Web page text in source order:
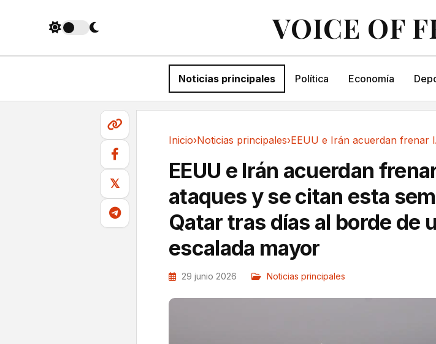
VOICE OF
Noticias principales Política Economía
𝕏
Inicio›Noticias principales›
EEUU e Irán acuerdan
ataques y se citan esta
Qatar tras días al borde de
escalada mayor
29 junio 2026 Noticias principales